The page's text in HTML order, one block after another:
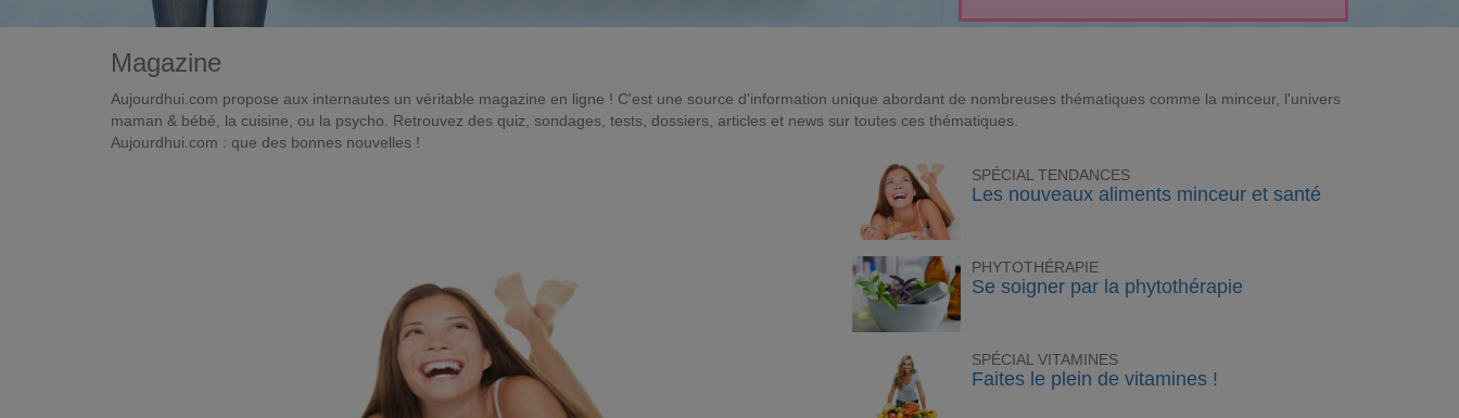
Magazine
Aujourdhui.com propose aux internautes un véritable magazine en ligne ! C'est une source d'information unique abordant de nombreuses thématiques comme la minceur, l'univers
maman & bébé, la cuisine, ou la psycho. Retrouvez des quiz, sondages, tests, dossiers, articles et news sur toutes ces thématiques.
Aujourdhui.com : que des bonnes nouvelles !
SPÉCIAL TENDANCES
Les nouveaux aliments minceur et santé
PHYTOTHÉRAPIE
Se soigner par la phytothérapie
SPÉCIAL VITAMINES
Faites le plein de vitamines !